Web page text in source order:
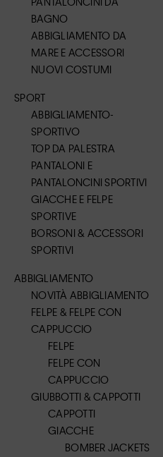
BAGNO
ABBIGLIAMENTO DA
MARE E ACCESSORI
NUOVI COSTUMI
SPORT
ABBIGLIAMENTO-
SPORTIVO
TOP DA PALESTRA
PANTALONI E
PANTALONCINI SPORTIVI
GIACCHE E FELPE
SPORTIVE
BORSONI & ACCESSORI
SPORTIVI
ABBIGLIAMENTO
NOVITÀ ABBIGLIAMENTO
FELPE & FELPE CON
CAPPUCCIO
FELPE
FELPE CON
CAPPUCCIO
GIUBBOTTI & CAPPOTTI
CAPPOTTI
GIACCHE
BOMBER JACKETS